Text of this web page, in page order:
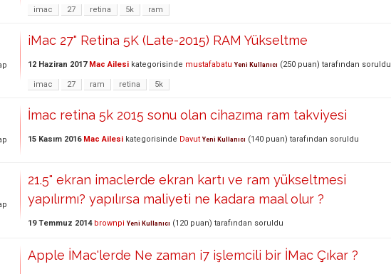
imac 27 retina 5k ram
iMac 27" Retina 5K (Late-2015) RAM Yükseltme
12 Haziran 2017 Mac Ailesi kategorisinde mustafabatu Yeni Kullanıcı (250 puan) tarafından soruldu
imac 27 ram retina 5k
İmac retina 5k 2015 sonu olan cihazıma ram takviyesi
15 Kasım 2016 Mac Ailesi kategorisinde Davut Yeni Kullanıcı (140 puan) tarafından soruldu
21.5" ekran imaclerde ekran kartı ve ram yükseltmesi
yapılırmı? yapılırsa maliyeti ne kadara maal olur ?
19 Temmuz 2014 brownpi Yeni Kullanıcı (120 puan) tarafından soruldu
Apple İMac'lerde Ne zaman i7 işlemcili bir İMac Çıkar ?